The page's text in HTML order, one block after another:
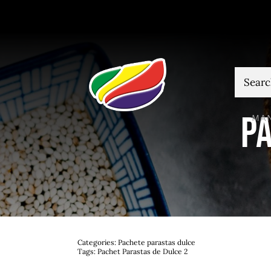
Categories:Pachete parastas dulce
Tags:Pachet Parastas de Dulce 2